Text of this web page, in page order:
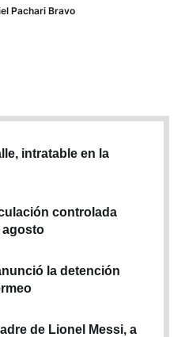
Pachari Bravo
intratable en la
controlada
agosto
la detención
de Lionel Messi, a